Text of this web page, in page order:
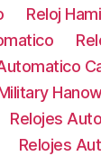
Reloj
Relojes
Relojes